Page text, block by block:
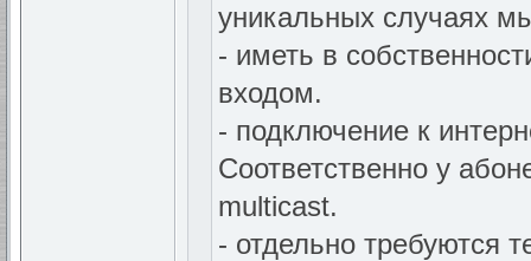
уникальных случаях
- иметь в
входом.
- подключение к
Соответственно у
multicast.
- отдельно требуются